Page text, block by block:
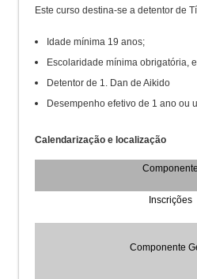
Este curso destina-se a detentor de
Idade mínima 19 anos;
Escolaridade mínima obrigatória,
Detentor de 1. Dan de Aikido
Desempenho efetivo de 1 ano ou
Calendarização e localização
Componente
Inscrições
Componente